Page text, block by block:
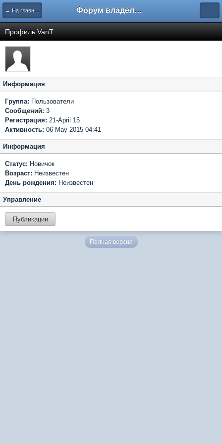
← На главную Форум владельцев интернет-магазинов
Профиль VanT
Информация
Группа: Пользователи
Сообщений: 3
Регистрация: 21-April 15
Активность: 06 May 2015 04:41
Информация
Статус: Новичок
Возраст: Неизвестен
День рождения: Неизвестен
Управление
Публикации
Полная версия